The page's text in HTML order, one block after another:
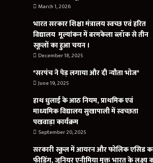
March 1, 2026
भारत सरकार शिक्षा मंत्रालय स्वच्छ एवं हरित
विद्यालय मूल्यांकन में बरमकेला ब्लॉक से तीन
स्कूलों का हुआ चयन ।
December 18, 2025
*सरपंच ने पेड़ लगाया और दी न्यौता भोज*
June 19, 2025
हाथ धुलाई के आठ नियम, प्राथमिक एवं
माध्यमिक विद्यालय सुखापाली में स्वच्छता
पखवाड़ा कार्यक्रम
September 20, 2025
सरकारी स्कूल में आयरन और फोलिक एसिड
फीडिंग, जूनियर एनीमिया मुक्त भारत के लक्ष्य